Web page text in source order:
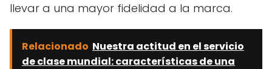
llevar a una mayor fidelidad a la marca.
Relacionado Nuestra actitud en el servicio
de clase mundial: características de una